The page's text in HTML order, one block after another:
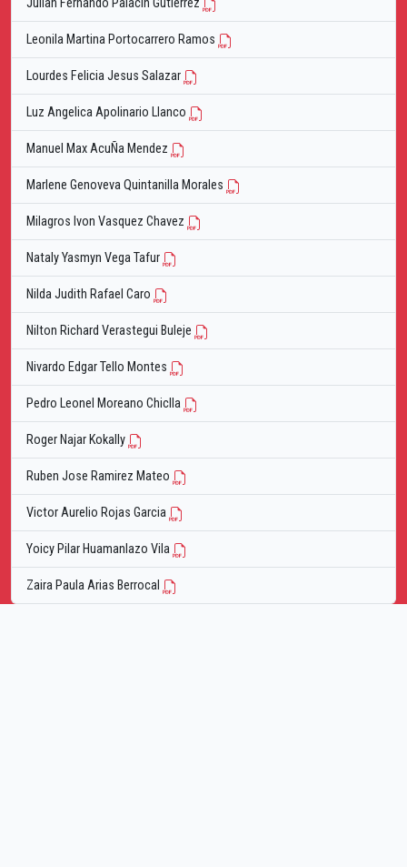
Julian Fernando Palacin Gutierrez
Leonila Martina Portocarrero Ramos
Lourdes Felicia Jesus Salazar
Luz Angelica Apolinario Llanco
Manuel Max AcuÑa Mendez
Marlene Genoveva Quintanilla Morales
Milagros Ivon Vasquez Chavez
Nataly Yasmyn Vega Tafur
Nilda Judith Rafael Caro
Nilton Richard Verastegui Buleje
Nivardo Edgar Tello Montes
Pedro Leonel Moreano Chiclla
Roger Najar Kokally
Ruben Jose Ramirez Mateo
Victor Aurelio Rojas Garcia
Yoicy Pilar Huamanlazo Vila
Zaira Paula Arias Berrocal